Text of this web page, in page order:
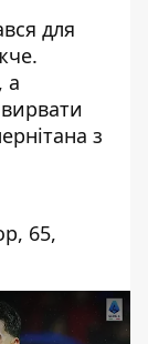
для
а
з
65,